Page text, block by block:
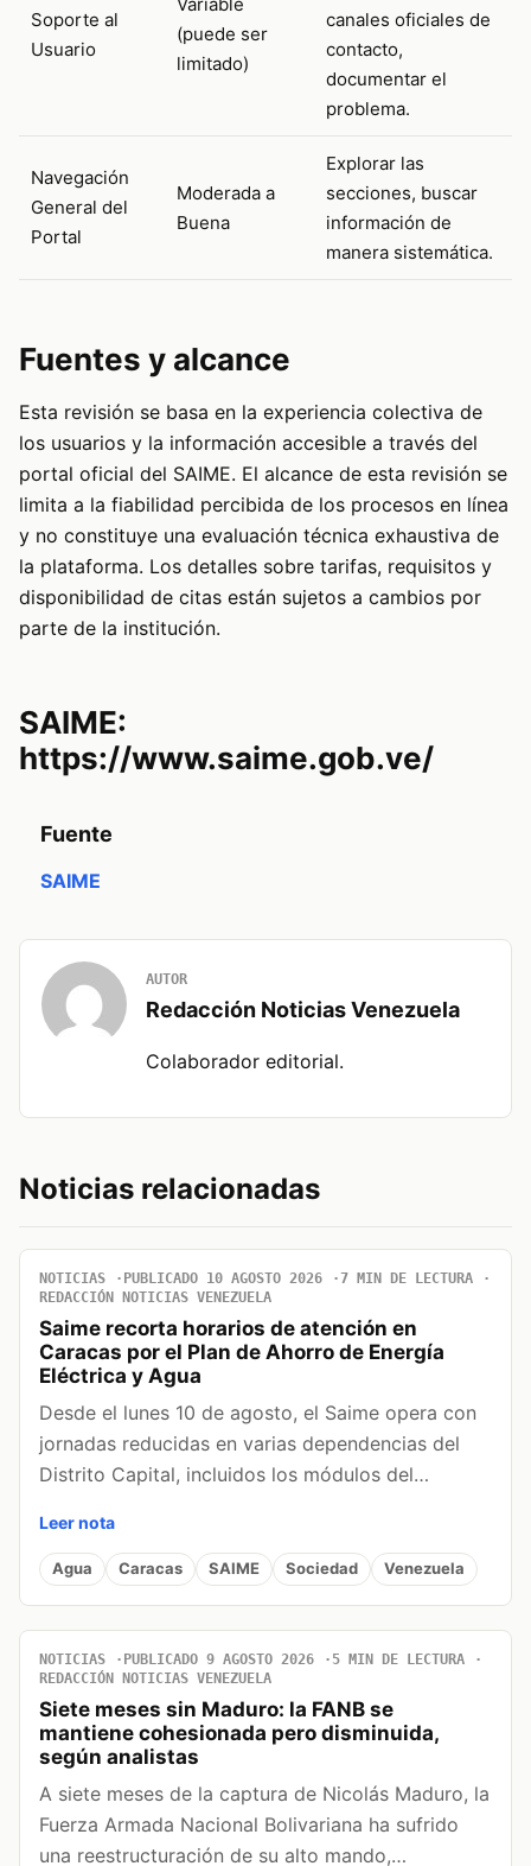
Soporte al
Usuario
(puede ser
limitado)
canales oficiales de
contacto,
documentar el
problema.
Navegación
General del
Portal
Moderada a
Buena
Explorar las
secciones, buscar
información de
manera sistemática.
Fuentes y alcance
Esta revisión se basa en la experiencia colectiva de
los usuarios y la información accesible a través del
portal oficial del SAIME. El alcance de esta revisión se
limita a la fiabilidad percibida de los procesos en línea
y no constituye una evaluación técnica exhaustiva de
la plataforma. Los detalles sobre tarifas, requisitos y
disponibilidad de citas están sujetos a cambios por
parte de la institución.
SAIME:
https://www.saime.gob.ve/
Fuente
SAIME
AUTOR
Redacción Noticias Venezuela
Colaborador editorial.
Noticias relacionadas
NOTICIAS PUBLICADO 10 AGOSTO 2026
7 MIN DE LECTURA
REDACCIÓN NOTICIAS VENEZUELA
Saime recorta horarios de atención en
Caracas por el Plan de Ahorro de Energía
Eléctrica y Agua
Desde el lunes 10 de agosto, el Saime opera con
jornadas reducidas en varias dependencias del
Distrito Capital, incluidos los módulos del…
Leer nota
Agua Caracas SAIME Sociedad Venezuela
NOTICIAS PUBLICADO 9 AGOSTO 2026
5 MIN DE LECTURA
REDACCIÓN NOTICIAS VENEZUELA
Siete meses sin Maduro: la FANB se
mantiene cohesionada pero disminuida,
según analistas
A siete meses de la captura de Nicolás Maduro, la
Fuerza Armada Nacional Bolivariana ha sufrido
una reestructuración de su alto mando,…